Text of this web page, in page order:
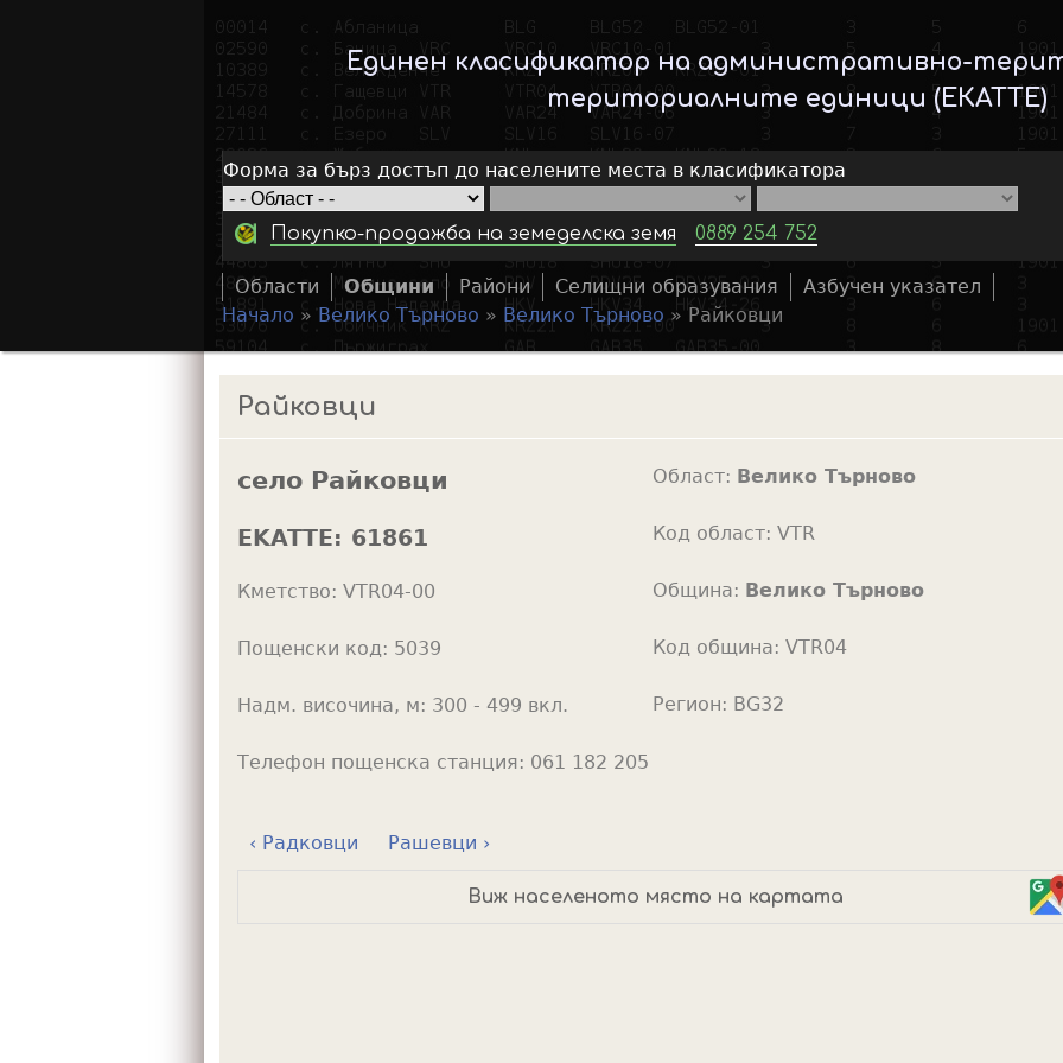
Skip
to
main
Единен класификатор на административно-
териториалните единици (ЕКАТТЕ)
Форма за бърз достъп до населените места в класификатора
Покупко-продажба на земеделска земя 0889 254 752
a
c
Области Общини Райони Селищни образувания Азбучен указател
o
Начало »Велико Търново » Велико Търново »Райковци
Райковци
село Райковци
EKATTE: 61861
Кметство: VTR04-00
Пощенски код: 5039
Надм. височина, м: 300 - 499 вкл.
Област: Велико Търново
Код област: VTR
Община: Велико Търново
Код община: VTR04
Регион: BG32
Телефон пощенска станция: 061 182 205
‹ Радковци Рашевци ›
Виж населеното място на картата